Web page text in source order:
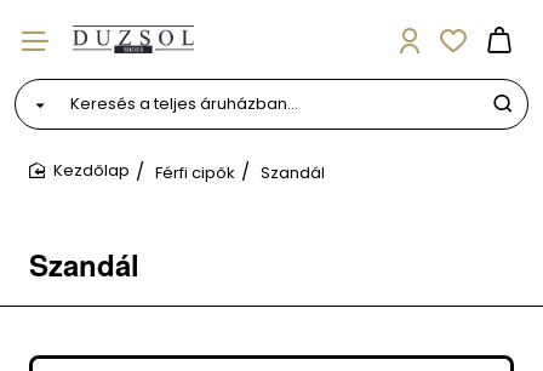
Keresés
teljes
áruházban...
Szandál
Férfi cipők Szandál